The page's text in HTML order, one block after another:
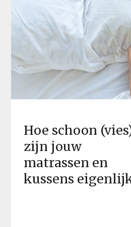
Hoe schoon
zijn jouw
matrassen en
kussens